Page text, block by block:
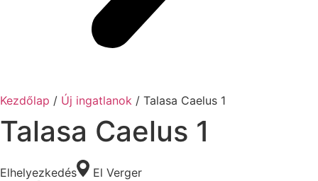
Kezdőlap / Új ingatlanok / Talasa Caelus 1
Talasa Caelus 1
Elhelyezkedés
El Verger